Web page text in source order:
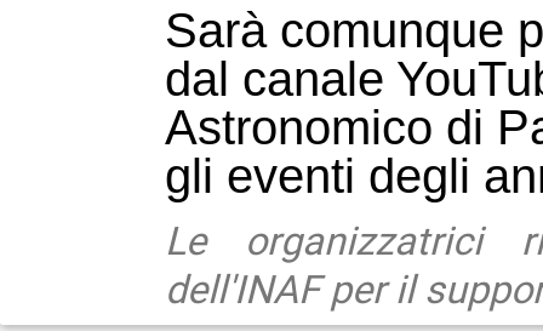
Sarà comunque
dal canale
Astronomico di
gli eventi degli
Le organizzatrici
dell'INAF per il